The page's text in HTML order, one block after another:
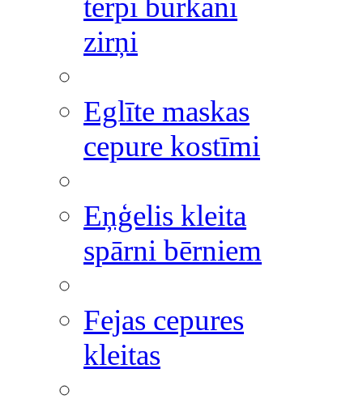
tērpi burkāni
zirņi
Eglīte maskas
cepure kostīmi
Eņģelis kleita
spārni bērniem
Fejas cepures
kleitas